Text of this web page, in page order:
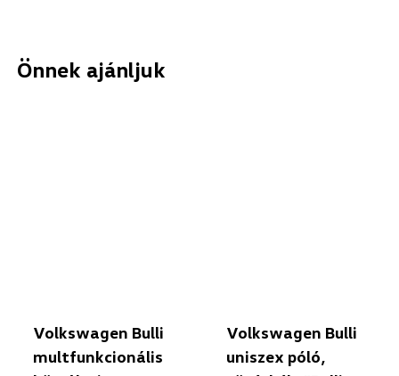
Önnek ajánljuk
Volkswagen Bulli
multfunkcionális
Volkswagen Bulli
uniszex póló,